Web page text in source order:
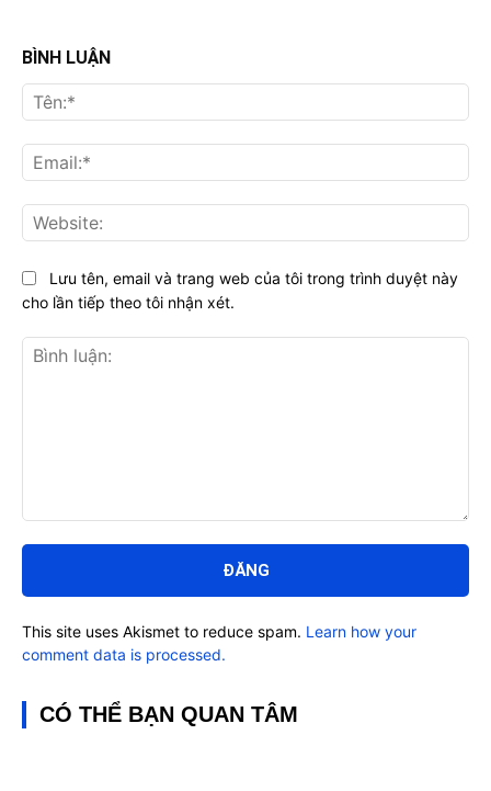
BÌNH LUẬN
luận:
Lưu tên, email và trang web của tôi trong trình duyệt này
cho lần tiếp theo tôi nhận xét.
This site uses Akismet to reduce spam. Learn how your
comment data is processed.
CÓ THỂ BẠN QUAN TÂM